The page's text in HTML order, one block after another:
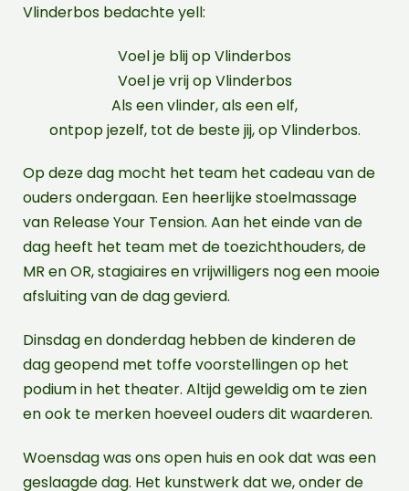
Vlinderbos bedachte yell:
Voel je blij op Vlinderbos
Voel je vrij op Vlinderbos
Als een vlinder, als een elf,
ontpop jezelf, tot de beste jij, op Vlinderbos.
Op deze dag mocht het team het cadeau van de
ouders ondergaan. Een heerlijke stoelmassage
van Release Your Tension. Aan het einde van de
dag heeft het team met de toezichthouders, de
MR en OR, stagiaires en vrijwilligers nog een mooie
afsluiting van de dag gevierd.
Dinsdag en donderdag hebben de kinderen de
dag geopend met toffe voorstellingen op het
podium in het theater. Altijd geweldig om te zien
en ook te merken hoeveel ouders dit waarderen.
Woensdag was ons open huis en ook dat was een
geslaagde dag. Het kunstwerk dat we, onder de